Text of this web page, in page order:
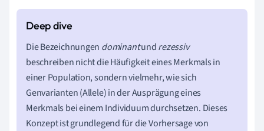
Die Bezeichnungen dominantundrezessiv
beschreiben nicht die Häufigkeit eines Merkmals in
einer Population, sondern vielmehr, wie sich
Genvarianten (Allele) in der Ausprägung eines
Merkmals bei einem Individuum durchsetzen. Dieses
Konzept ist grundlegend für die Vorhersage von